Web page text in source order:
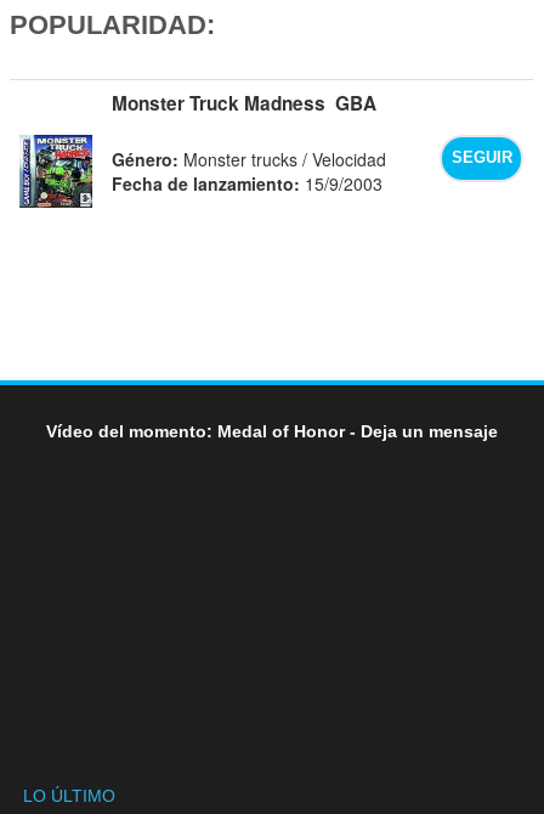
POPULARIDAD:
Monster Truck Madness GBA
SEGUIR
Género: Monster trucks / Velocidad
Fecha de lanzamiento: 15/9/2003
Vídeo del momento: Medal of Honor - Deja un mensaje
LO ÚLTIMO